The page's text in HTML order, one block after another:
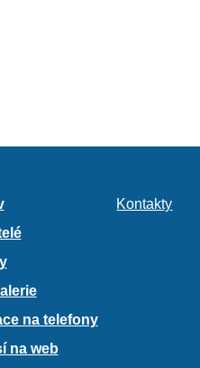
na telefony
na web
Kontakty